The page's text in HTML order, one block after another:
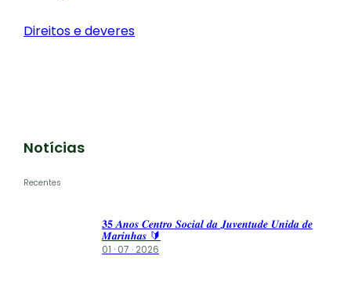
Direitos e deveres
Notícias
Recentes
𝟑𝟓 𝑨𝒏𝒐𝒔 𝑪𝒆𝒏𝒕𝒓𝒐 𝑺𝒐𝒄𝒊𝒂𝒍 𝒅𝒂 𝑱𝒖𝒗𝒆𝒏𝒕𝒖𝒅𝒆 𝑼𝒏𝒊𝒅𝒂 𝒅𝒆
𝑴𝒂𝒓𝒊𝒏𝒉𝒂𝒔 🔰
01 · 07 · 2026